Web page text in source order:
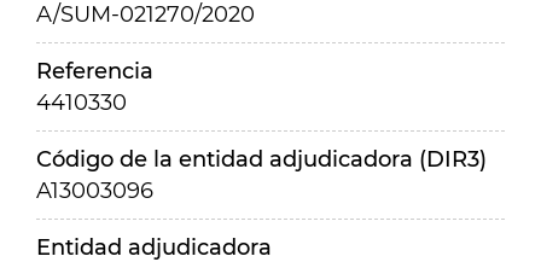
A/SUM-021270/2020
Referencia
4410330
Código de la entidad adjudicadora (DIR3)
A13003096
Entidad adjudicadora